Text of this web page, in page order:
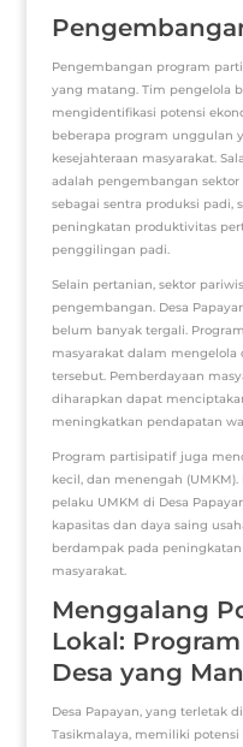
Pengembangan program
yang matang. Tim pengelola
mengidentifikasi potensi
beberapa program unggulan
kesejahteraan masyarakat.
adalah pengembangan sektor
sebagai sentra produksi padi,
peningkatan produktivitas
penggilingan padi.
Selain pertanian, sektor
pengembangan. Desa
belum banyak tergali.
masyarakat dalam
tersebut. Pemberdayaan
diharapkan dapat
meningkatkan pendapatan
Program partisipatif juga
kecil, dan menengah
pelaku UMKM di Desa
kapasitas dan daya saing
berdampak pada
masyarakat.
Menggalang
Lokal:
Desa yang
Desa Papayan, yang terletak
Tasikmalaya, memiliki